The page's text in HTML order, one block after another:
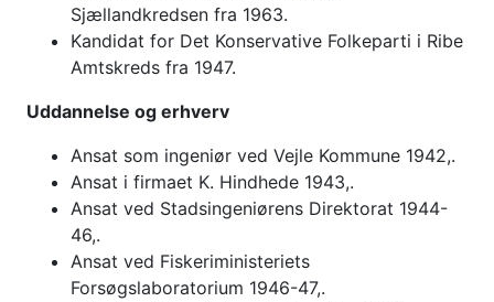
Sjællandkredsen fra 1963.
Kandidat for Det Konservative Folkeparti i Ribe
Amtskreds fra 1947.
Uddannelse og erhverv
Ansat som ingeniør ved Vejle Kommune 1942,.
Ansat i firmaet K. Hindhede 1943,.
Ansat ved Stadsingeniørens Direktorat 1944-
46,.
Ansat ved Fiskeriministeriets
Forsøgslaboratorium 1946-47,.